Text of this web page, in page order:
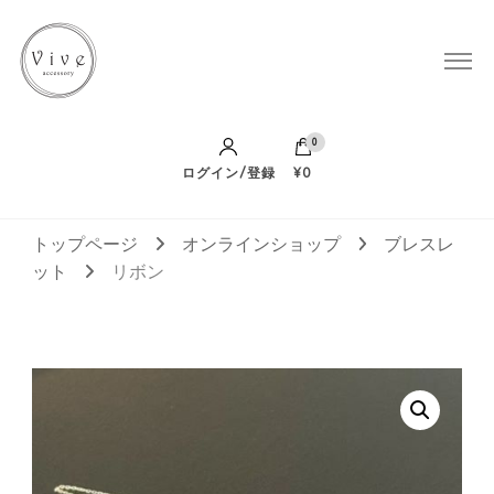
Vive Accessory
ログイン/登録
0
¥0
トップページ オンラインショップ
ブレスレ
ット
リボン